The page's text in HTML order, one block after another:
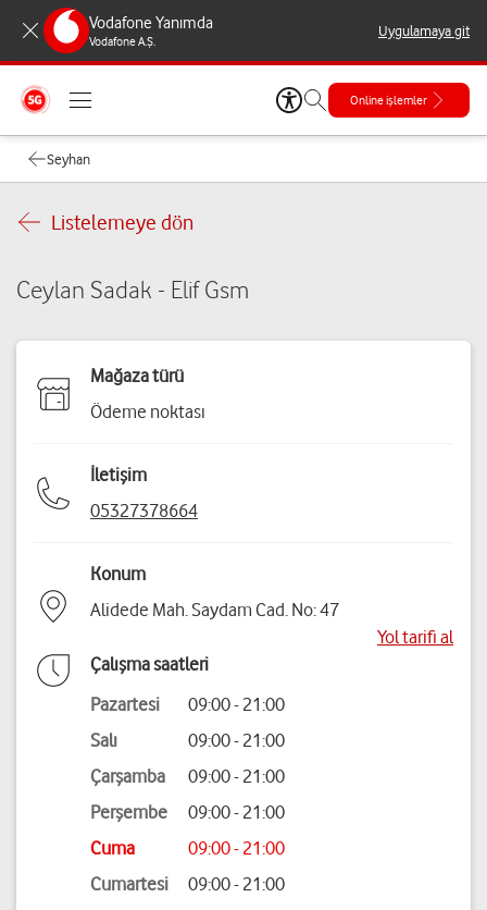
Vodafone Yanımda
Vodafone A.Ş.
Uygulamaya git
Online işlemler
Seyhan
Listelemeye dön
Ceylan Sadak - Elif Gsm
Mağaza türü
Ödeme noktası
İletişim
05327378664
Konum
Alidede Mah. Saydam Cad. No: 47
Yol tarifi al
Çalışma saatleri
Pazartesi
09:00 - 21:00
Salı
09:00 - 21:00
Çarşamba
09:00 - 21:00
Perşembe
09:00 - 21:00
Cuma
09:00 - 21:00
Cumartesi
09:00 - 21:00